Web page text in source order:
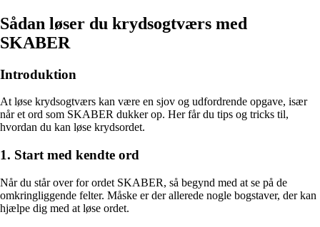
Sådan løser du krydsogtværs med
SKABER
Introduktion
At løse krydsogtværs kan være en sjov og udfordrende opgave, især
når et ord som SKABER dukker op. Her får du tips og tricks til,
hvordan du kan løse krydsordet.
1. Start med kendte ord
Når du står over for ordet SKABER, så begynd med at se på de
omkringliggende felter. Måske er der allerede nogle bogstaver, der kan
hjælpe dig med at løse ordet.